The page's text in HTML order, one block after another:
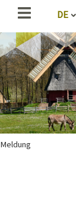
DE
Meldung